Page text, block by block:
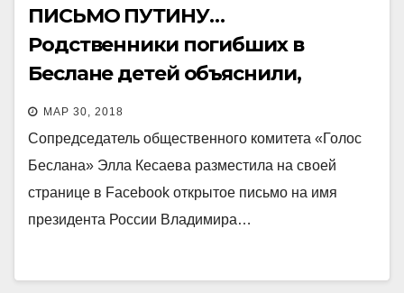
ПИСЬМО ПУТИНУ…
Родственники погибших в
Беслане детей объяснили,
почему 18 марта произошел
очередной «захват власти»
МАР 30, 2018
Сопредседатель общественного комитета «Голос
Беслана» Элла Кесаева разместила на своей
странице в Facebook открытое письмо на имя
президента России Владимира…